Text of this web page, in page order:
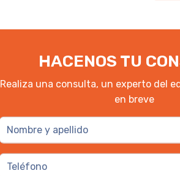
HACENOS TU
Realiza una consulta, un experto del
en breve